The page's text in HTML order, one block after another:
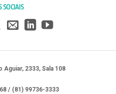
SOCIAIS
Aguiar, 2333, Sala 108
/ (81) 99736-3333